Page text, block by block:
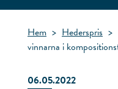
Hem > Hederspris >
vinnarna i
06.05.2022